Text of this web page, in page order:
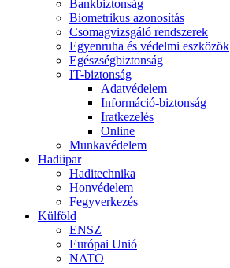
Bankbiztonság
Biometrikus azonosítás
Csomagvizsgáló rendszerek
Egyenruha és védelmi eszközök
Egészségbiztonság
IT-biztonság
Adatvédelem
Információ-biztonság
Iratkezelés
Online
Munkavédelem
Hadiipar
Haditechnika
Honvédelem
Fegyverkezés
Külföld
ENSZ
Európai Unió
NATO